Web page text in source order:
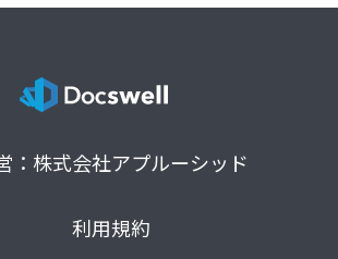
：株式会社アプルーシッド
利用規約